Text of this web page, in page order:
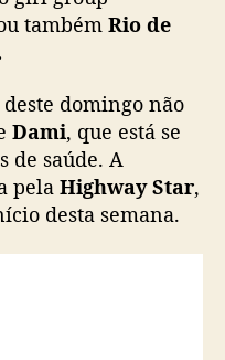
D
m
c
a
t
c
e
também Rio de
deste domingo não
Dami, que está se
de saúde. A
pela Highway Star,
desta semana.